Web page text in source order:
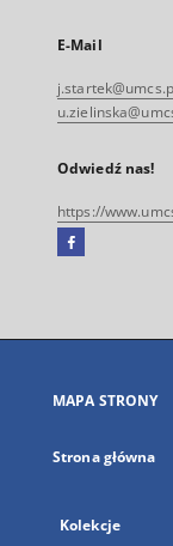
E-Mail
Odwiedź nas!
https://
Facebook
się
karcie
MAPA STRONY
Strona główna
Kolekcje